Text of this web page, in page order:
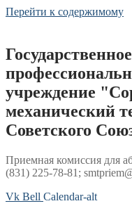
Перейти к содержимому
учреждение
механический
Советского
Приемная комиссия для
(831) 225-78-81;
Vk Bell Calendar-alt